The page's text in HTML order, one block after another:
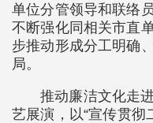
单位分管领导和联络
不断强化同相关市直
步推动形成分工明确
局。
推动廉洁文化走
艺展演，以“宣传贯彻